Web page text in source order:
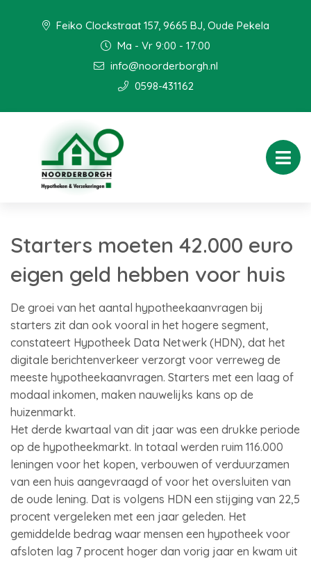
Feiko Clockstraat 157, 9665 BJ, Oude Pekela
Ma - Vr 9:00 - 17:00
info@noorderborgh.nl
0598-431162
Starters moeten 42.000 euro
eigen geld hebben voor huis
De groei van het aantal hypotheekaanvragen bij
starters zit dan ook vooral in het hogere segment,
constateert Hypotheek Data Netwerk (HDN), dat het
digitale berichtenverkeer verzorgt voor verreweg de
meeste hypotheekaanvragen. Starters met een laag of
modaal inkomen, maken nauwelijks kans op de
huizenmarkt.
Het derde kwartaal van dit jaar was een drukke periode
op de hypotheekmarkt. In totaal werden ruim 116.000
leningen voor het kopen, verbouwen of verduurzamen
van een huis aangevraagd of voor het oversluiten van
de oude lening. Dat is volgens HDN een stijging van 22,5
procent vergeleken met een jaar geleden. Het
gemiddelde bedrag waar mensen een hypotheek voor
afsloten lag 7 procent hoger dan vorig jaar en kwam uit